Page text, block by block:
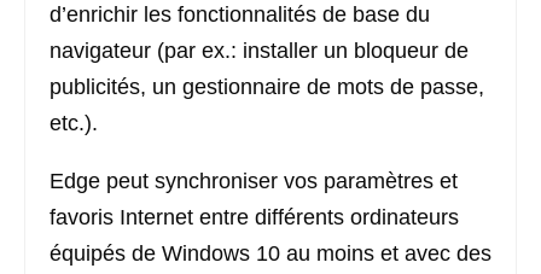
d’enrichir les fonctionnalités de base du
navigateur (par ex.: installer un bloqueur de
publicités, un gestionnaire de mots de passe,
etc.).
Edge peut synchroniser vos paramètres et
favoris Internet entre différents ordinateurs
équipés de Windows 10 au moins et avec des